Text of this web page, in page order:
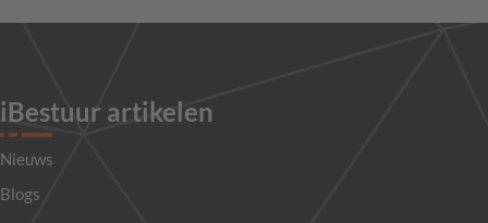
iBestuur artikelen
Nieuws
Blogs